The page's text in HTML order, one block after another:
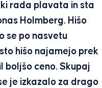
rada plavata in sta
Holmberg. Hišo
se po nasvetu
hišo najamejo prek
boljšo ceno. Skupaj
je izkazalo za drago